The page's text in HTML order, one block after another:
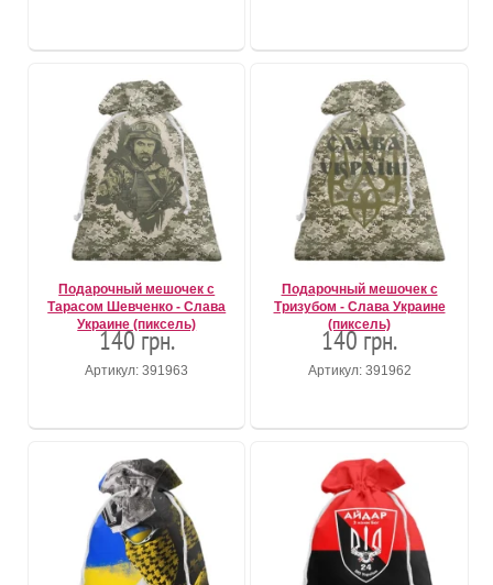
Подарочный мешочек с
Тарасом Шевченко - Слава
Украине (пиксель)
140 грн.
Артикул: 391963
Подарочный мешочек с
Тризубом - Слава Украине
(пиксель)
140 грн.
Артикул: 391962